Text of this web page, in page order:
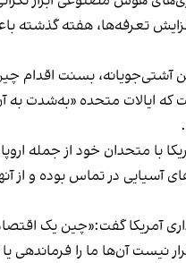
تعرفه‌ها، هفته گذشته
آشتی‌جویانه، بسنت اقدام
که ایالات متحده «به‌شدت
با متحدان خود از جمله
آسیایی در تماس بوده و از
آمریکا گفت:«چین یک
نیست آن‌ها ما را فرماندهی